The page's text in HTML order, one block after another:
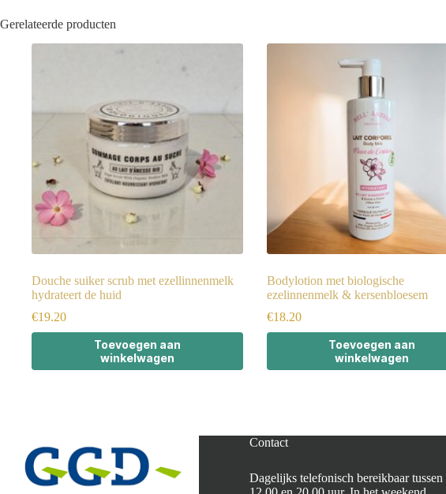
Gerelateerde producten
Douche suiker scrub met ezellinnenmelk
hydrateert de huid
€19.20
Toevoegen aan
winkelwagen
Bodylotion met biologische
ezelinnenmelk & kersenbloesem
€18.20
Toevoegen aan
winkelwagen
Contact
Dagelijks telefonisch bereikbaar tussen